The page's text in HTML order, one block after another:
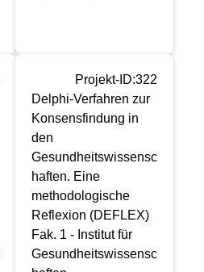
Projekt-ID:322
Delphi-Verfahren zur
Konsensfindung in
den
Gesundheitswissensc
haften. Eine
methodologische
Reflexion (DEFLEX)
Fak. 1 - Institut für
Gesundheitswissensc